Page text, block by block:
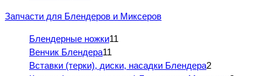
Запчасти для Блендеров и Миксеров
Блендерные ножки11
Венчик Блендера11
Вставки (терки), диски, насадки Блендера2